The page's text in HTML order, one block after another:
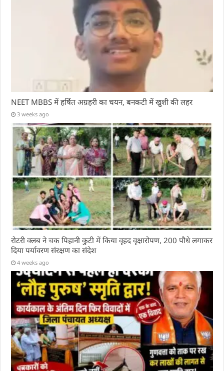
NEET MBBS में हर्षित अग्रहरी का चयन, बनकटी में खुशी की लहर
3 weeks ago
रोटरी क्लब ने चक पिहानी कुटी में किया वृहद वृक्षारोपण, 200 पौधे लगाकर
दिया पर्यावरण संरक्षण का संदेश
4 weeks ago